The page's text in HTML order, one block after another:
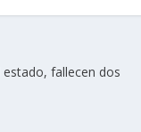
fallecen dos